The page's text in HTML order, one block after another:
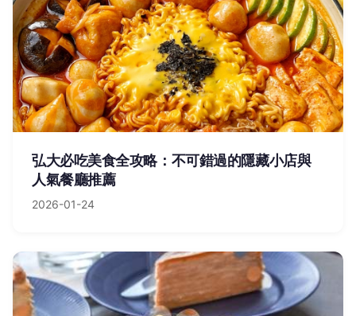
弘大必吃美食全攻略：不可錯過的隱藏小店與
人氣餐廳推薦
2026-01-24